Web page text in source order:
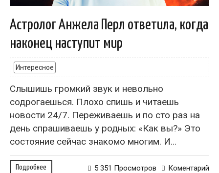
Астролог Анжела Перл ответила, когда
наконец наступит мир
Интересное
Слышишь громкий звук и невольно
содрогаешься. Плохо спишь и читаешь
новости 24/7. Переживаешь и по сто раз на
день спрашиваешь у родных: «Как вы?» Это
состояние сейчас знакомо многим. И...
Подробнее Коментарий
5 351 Просмотров